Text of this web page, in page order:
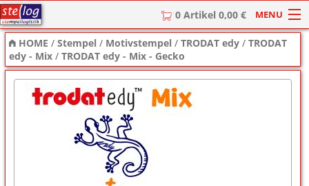
0 Artikel 0,00 € MENU
HOME
Stempel
Stempel-Textplatten
Stempelzubehör
HOME /Stempel / Motivstempel /TRODAT edy /TRODAT
edy - Mix /TRODAT edy - Mix - Gecko